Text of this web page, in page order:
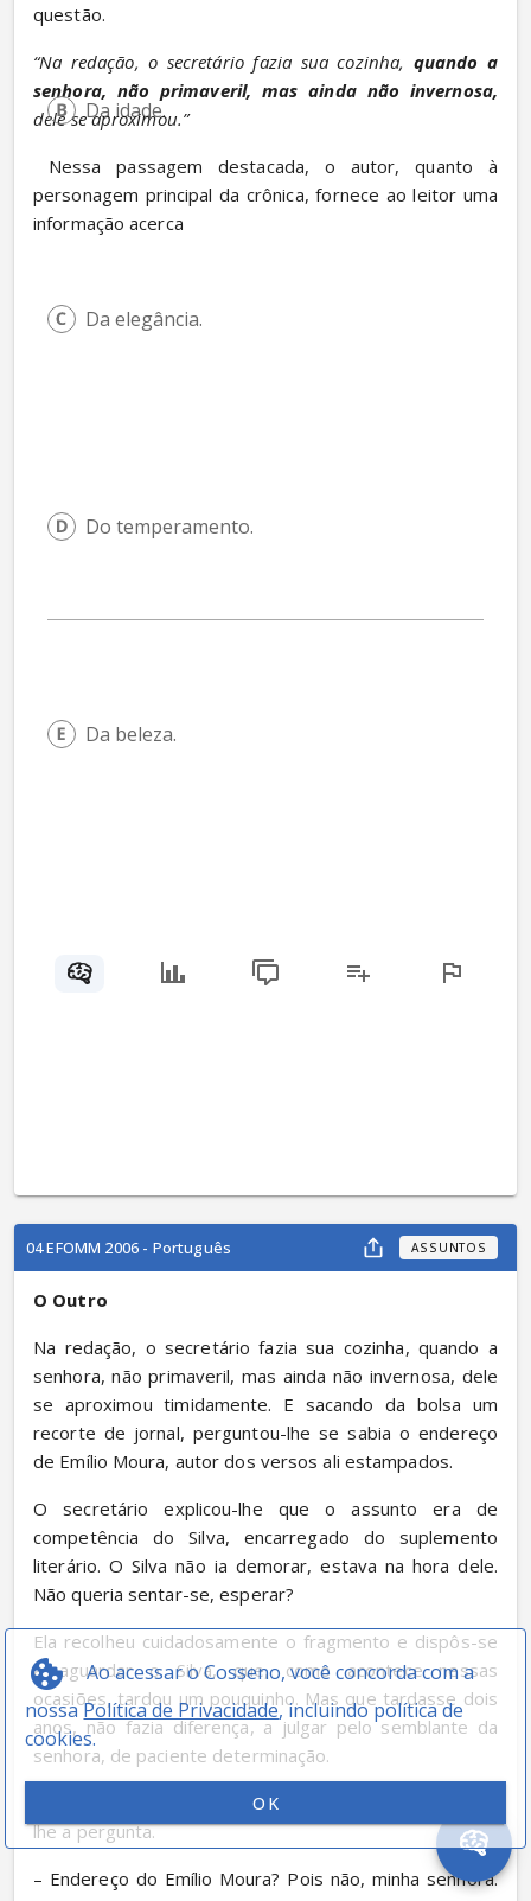
Ao acessar o Cosseno, você concorda com a
nossaPolítica de Privacidade, incluindo política de
cookies.
OK
questão.
“Na redação, o secretário fazia sua cozinha, quando a
senhora, não primaveril, mas ainda não invernosa,
dele se aproximou.”
personagem principal da crônica, fornece ao leitor uma
informação acerca
Da idade.
Da elegância.
Do temperamento.
Da beleza.
04 EFOMM 2006 - Português ASSUNTOS
O Outro
Na redação, o secretário fazia sua cozinha, quando a
senhora, não primaveril, mas ainda não invernosa, dele
se aproximou timidamente. E sacando da bolsa um
recorte de jornal, perguntou-lhe se sabia o endereço
de Emílio Moura, autor dos versos ali estampados.
O secretário explicou-lhe que o assunto era de
competência do Silva, encarregado do suplemento
literário. O Silva não ia demorar, estava na hora dele.
Não queria sentar-se, esperar?
Ela recolheu cuidadosamente o fragmento e dispôs-se
a aguardar o Silva, que, como acontece nessas
ocasiões, tardou um pouquinho. Mas que tardasse dois
anos, não fazia diferença, a julgar pelo semblante da
senhora, de paciente determinação.
Diante do Silva, exibiu novamente o papelzinho e fez-
lhe a pergunta.
– Endereço do Emílio Moura? Pois não, minha senhora.